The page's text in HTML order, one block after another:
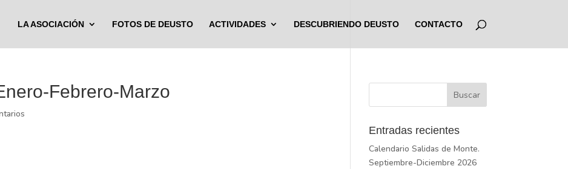
LA ASOCIACIÓN FOTOS DE DEUSTO ACTIVIDADES DESCUBRIENDO DEUSTO CONTACTO
Febrero-Marzo
Entradas recientes
Calendario Salidas de Monte.
Septiembre-Diciembre 2026